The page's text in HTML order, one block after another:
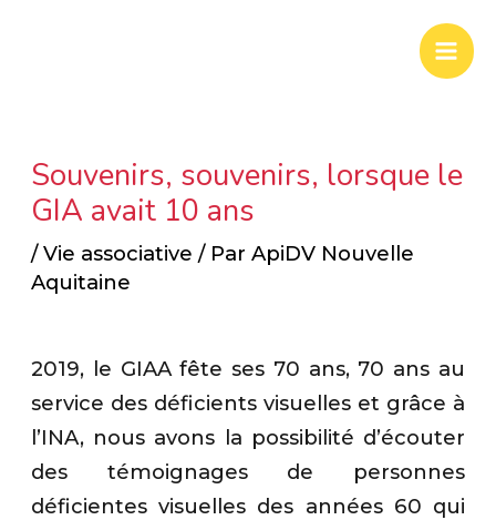
Souvenirs, souvenirs, lorsque le
GIA avait 10 ans
/Vie associative / ParApiDV Nouvelle
Aquitaine
2019, le GIAA fête ses 70 ans, 70 ans au
service des déficients visuelles et grâce à
l’INA, nous avons la possibilité d’écouter
des témoignages de personnes
déficientes visuelles des années 60 qui